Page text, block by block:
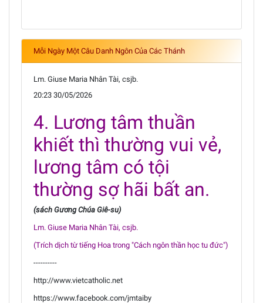
Mỗi Ngày Một Câu Danh Ngôn Của Các Thánh
Lm. Giuse Maria Nhân Tài, csjb.
20:23 30/05/2026
4. Lương tâm thuần
khiết thì thường vui vẻ,
lương tâm có tội
thường sợ hãi bất an.
(sách Gương Chúa Giê-su)
Lm. Giuse Maria Nhân Tài, csjb.
(Trích dịch từ tiếng Hoa trong "Cách ngôn thần học tu đức")
----------
http://www.vietcatholic.net
https://www.facebook.com/jmtaiby